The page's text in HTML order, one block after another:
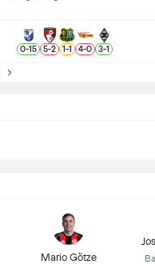
0-15 5-2 1-1 4-0 3-1
Mario Götze